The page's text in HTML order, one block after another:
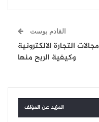
القادم بوست
مجالات التجارة الالكترونية
وكيفية الربح منها
المزيد عن المؤلف